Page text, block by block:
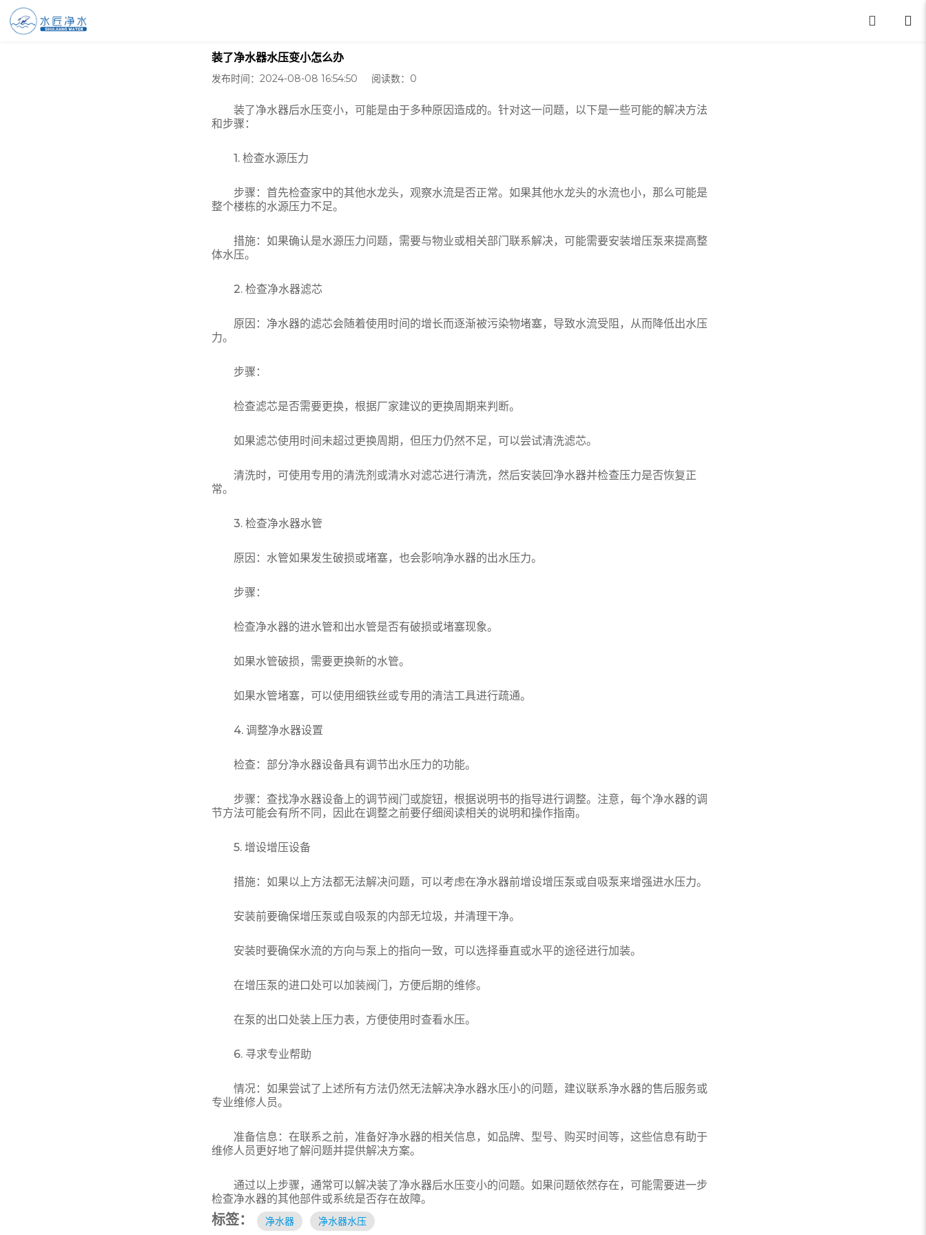
装了净水器水压变小怎么办
发布时间：2024-08-08 16:54:50 阅读数： 0
装了净水器后水压变小，可能是由于多种原因造成的。针对这一问题，以下是一些可能的解决方法
和步骤：
1. 检查水源压力
步骤：首先检查家中的其他水龙头，观察水流是否正常。如果其他水龙头的水流也小，那么可能是
整个楼栋的水源压力不足。
措施：如果确认是水源压力问题，需要与物业或相关部门联系解决，可能需要安装增压泵来提高整
体水压。
2. 检查净水器滤芯
原因：净水器的滤芯会随着使用时间的增长而逐渐被污染物堵塞，导致水流受阻，从而降低出水压
力。
步骤：
检查滤芯是否需要更换，根据厂家建议的更换周期来判断。
如果滤芯使用时间未超过更换周期，但压力仍然不足，可以尝试清洗滤芯。
清洗时，可使用专用的清洗剂或清水对滤芯进行清洗，然后安装回净水器并检查压力是否恢复正
常。
3. 检查净水器水管
原因：水管如果发生破损或堵塞，也会影响净水器的出水压力。
步骤：
检查净水器的进水管和出水管是否有破损或堵塞现象。
如果水管破损，需要更换新的水管。
如果水管堵塞，可以使用细铁丝或专用的清洁工具进行疏通。
4. 调整净水器设置
检查：部分净水器设备具有调节出水压力的功能。
步骤：查找净水器设备上的调节阀门或旋钮，根据说明书的指导进行调整。注意，每个净水器的调
节方法可能会有所不同，因此在调整之前要仔细阅读相关的说明和操作指南。
5. 增设增压设备
措施：如果以上方法都无法解决问题，可以考虑在净水器前增设增压泵或自吸泵来增强进水压力。
安装前要确保增压泵或自吸泵的内部无垃圾，并清理干净。
安装时要确保水流的方向与泵上的指向一致，可以选择垂直或水平的途径进行加装。
在增压泵的进口处可以加装阀门，方便后期的维修。
在泵的出口处装上压力表，方便使用时查看水压。
6. 寻求专业帮助
情况：如果尝试了上述所有方法仍然无法解决净水器水压小的问题，建议联系净水器的售后服务或
专业维修人员。
准备信息：在联系之前，准备好净水器的相关信息，如品牌、型号、购买时间等，这些信息有助于
维修人员更好地了解问题并提供解决方案。
通过以上步骤，通常可以解决装了净水器后水压变小的问题。如果问题依然存在，可能需要进一步
检查净水器的其他部件或系统是否存在故障。
标签： 净水器 净水器水压